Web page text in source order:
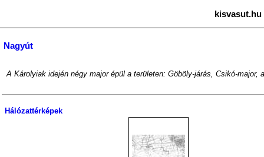
Nagyút
A Károlyiak idején négy major épül a területen: Göböly-járás, Csikó-
Hálózattérképek